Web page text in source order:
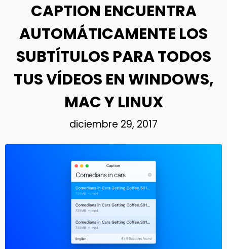
CAPTION ENCUENTRA
AUTOMÁTICAMENTE LOS
SUBTÍTULOS PARA TODOS
TUS VÍDEOS EN WINDOWS,
MAC Y LINUX
diciembre 29, 2017